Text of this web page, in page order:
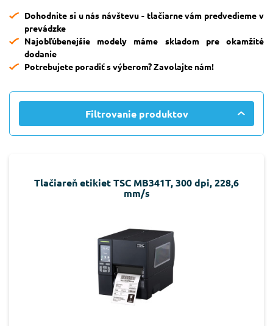
Dohodnite si u nás návštevu - tlačiarne vám predvedieme v
prevádzke
Najobľúbenejšie modely máme skladom pre okamžité
dodanie
Potrebujete poradiť s výberom? Zavolajte nám!
Filtrovanie produktov
Tlačiareň etikiet TSC MB341T, 300 dpi, 228,6
mm/s